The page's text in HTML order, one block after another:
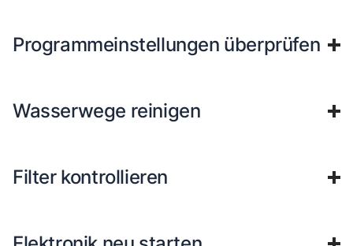
Programmeinstellungen überprüfen
Wasserwege reinigen
Filter kontrollieren